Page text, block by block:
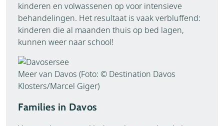
kinderen en volwassenen op voor intensieve
behandelingen. Het resultaat is vaak verbluffend:
kinderen die al maanden thuis op bed lagen,
kunnen weer naar school!
Meer van Davos (Foto: © Destination Davos
Klosters/Marcel Giger)
Families in Davos